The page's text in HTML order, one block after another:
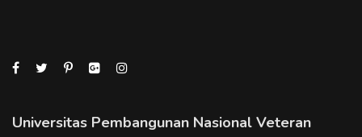
Universitas Pembangunan Nasional Veteran